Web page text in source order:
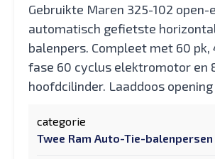
Gebruikte Maren 325-102 open-
automatisch gefietste
balenpers. Compleet met 60 pk,
fase 60 cyclus elektromotor en
hoofdcilinder. Laaddoos opening
categorie
Twee Ram Auto-Tie-balenpersen